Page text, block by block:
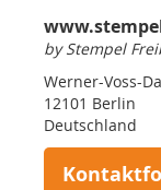
by Stempel
Werner-Voss-
12101 Berlin
Deutschland